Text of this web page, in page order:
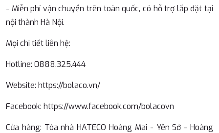
- Miễn phí vận chuyển trên toàn quốc, có hỗ trợ lắp đặt tại
nội thành Hà Nội.
Mọi chi tiết liên hệ:
Hotline: 0888.325.444
Website: https://bolaco.vn/
Facebook: https://www.facebook.com/bolacovn ️
Cửa hàng: Tòa nhà HATECO Hoàng Mai - Yên Sở - Hoàng